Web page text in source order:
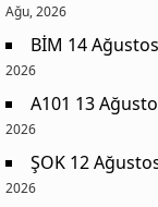
Ağu, 2026
BİM 14
2026
A101 13
2026
ŞOK 12
2026